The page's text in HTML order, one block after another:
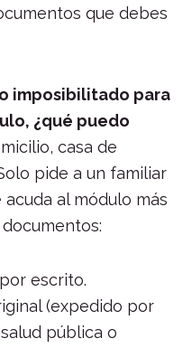
que debes
imposibilitado para
¿qué puedo
casa de
pide a un familiar
al módulo más
escrito.
(expedido por
pública o